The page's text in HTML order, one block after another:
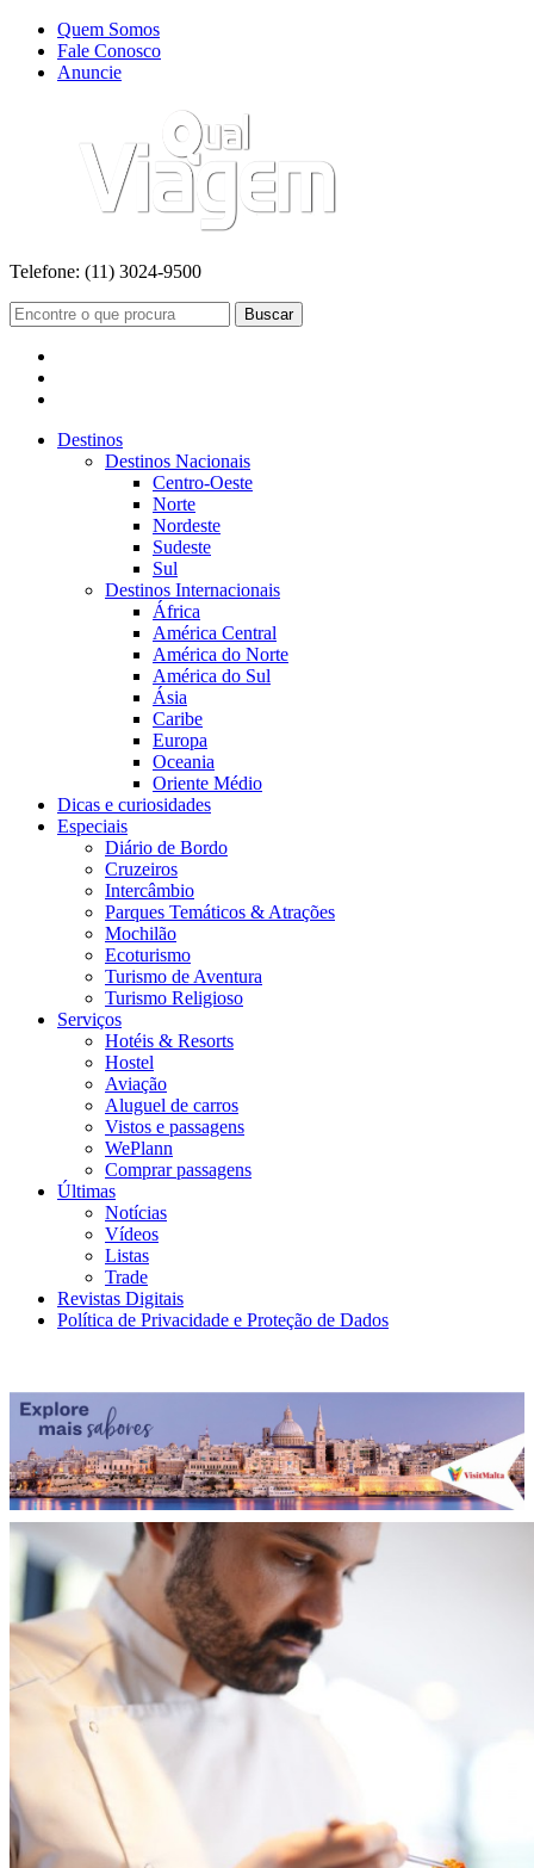
Quem Somos
Fale Conosco
Anuncie
Telefone: (11) 3024-9500
Buscar
Destinos
Destinos Nacionais
Centro-Oeste
Norte
Nordeste
Sudeste
Sul
Destinos Internacionais
África
América Central
América do Norte
América do Sul
Ásia
Caribe
Europa
Oceania
Oriente Médio
Dicas e curiosidades
Especiais
Diário de Bordo
Cruzeiros
Intercâmbio
Parques Temáticos & Atrações
Mochilão
Ecoturismo
Turismo de Aventura
Turismo Religioso
Serviços
Hotéis & Resorts
Hostel
Aviação
Aluguel de carros
Vistos e passagens
WePlann
Comprar passagens
Últimas
Notícias
Vídeos
Listas
Trade
Revistas Digitais
Política de Privacidade e Proteção de Dados